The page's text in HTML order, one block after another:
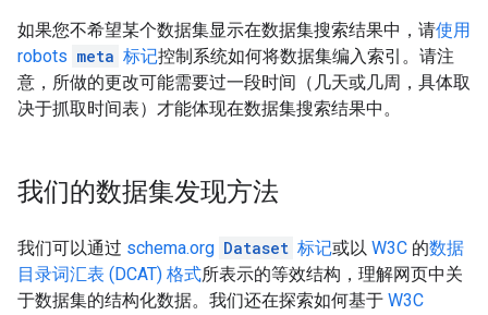
如果您不希望某个数据集显示在数据集搜索结果中，请使用
robots meta 标记控制系统如何将数据集编入索引。请注
意，所做的更改可能需要过一段时间（几天或几周，具体取
决于抓取时间表）才能体现在数据集搜索结果中。
我们的数据集发现方法
我们可以通过 schema.org Dataset 标记或以 W3C 的数据
目录词汇表 (DCAT) 格式所表示的等效结构，理解网页中关
于数据集的结构化数据。我们还在探索如何基于 W3C